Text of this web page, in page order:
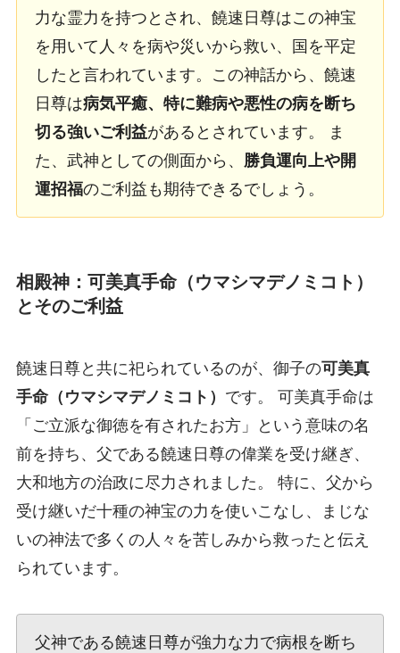
力な霊力を持つとされ、饒速日尊はこの神宝
を用いて人々を病や災いから救い、国を平定
したと言われています。この神話から、饒速
日尊は病気平癒、特に難病や悪性の病を断ち
切る強いご利益があるとされています。 ま
た、武神としての側面から、 勝負運向上や開
運招福のご利益も期待できるでしょう。
相殿神：可美真手命（ウマシマデノミコト）
とそのご利益
饒速日尊と共に祀られているのが、御子の可美真
手命（ウマシマデノミコト） です。 可美真手命は
「ご立派な御徳を有されたお方」という意味の名
前を持ち、父である饒速日尊の偉業を受け継ぎ、
大和地方の治政に尽力されました。 特に、父から
受け継いだ十種の神宝の力を使いこなし、まじな
いの神法で多くの人々を苦しみから救ったと伝え
られています。
父神である饒速日尊が強力な力で病根を断ち